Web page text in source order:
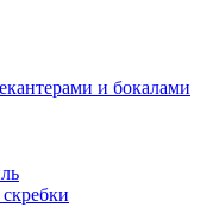
и бокалами